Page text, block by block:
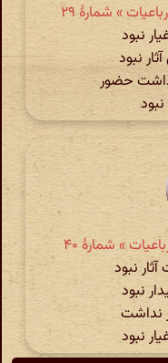
» شمارهٔ ۲۹
نبود
نبود
حضور
نبود
» شمارهٔ ۴۰
نبود
نبود
نداشت
نبود